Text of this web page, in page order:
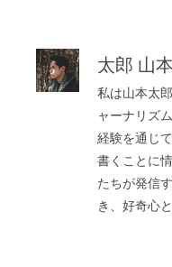
太郎 山本
私は山本太
ャーナリズ
経験を通じ
書くことに
たちが発信
き、好奇心